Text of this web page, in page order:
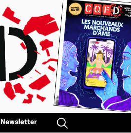
Newsletter